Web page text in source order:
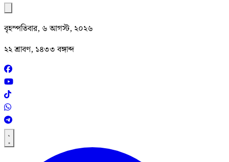
বৃহস্পতিবার, ৬ আগস্ট, ২০২৬
২২ শ্রাবণ, ১৪৩৩ বঙ্গাব্দ